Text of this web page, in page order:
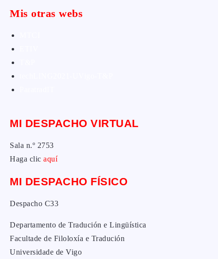
Mis otras webs
MI DESPACHO VIRTUAL
Sala n.º 2753
Haga clic aquí
MI DESPACHO FÍSICO
Despacho C33
Departamento de Tradución e Lingüística
Facultade de Filoloxía e Tradución
Universidade de Vigo